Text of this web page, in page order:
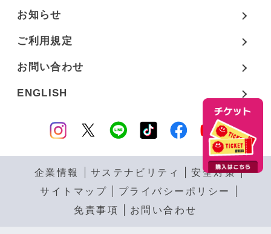
お知らせ
ご利用規定
お問い合わせ
ENGLISH
企業情報 サステナビリティ
安全対策
サイトマップ
プライバシーポリシー
免責事項
お問い合わせ